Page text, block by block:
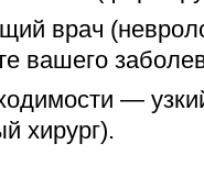
врач
вашего
—
хирург).